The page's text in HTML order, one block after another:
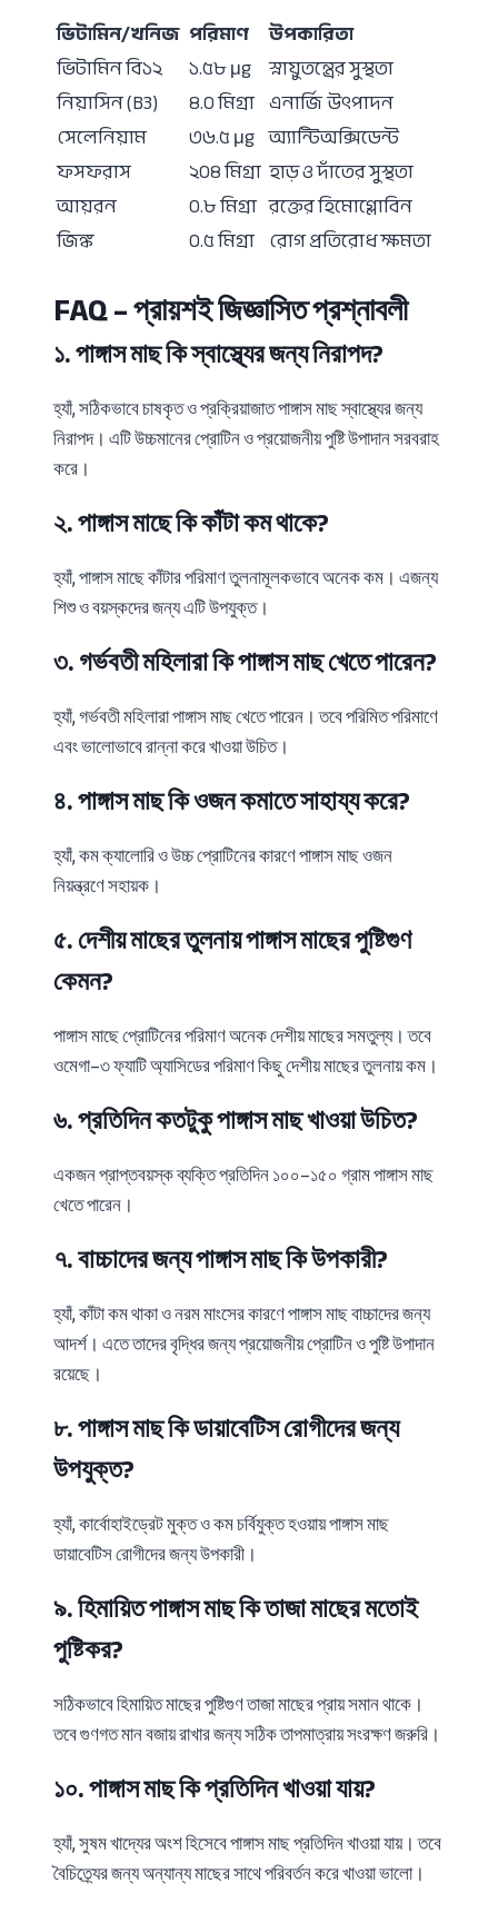
ভিটামিন/খনিজ পরিমাণ উপকারিতা
ভিটামিন বি১২
১.৫৮ μg স্নায়ুতন্ত্রের সুস্থতা
নিয়াসিন (B3)
৪.০ মিগ্রা এনার্জি উৎপাদন
সেলেনিয়াম
৩৬.৫ μg অ্যান্টিঅক্সিডেন্ট
ফসফরাস
২০৪ মিগ্রা হাড় ও দাঁতের সুস্থতা
আয়রন
০.৮ মিগ্রা রক্তের হিমোগ্লোবিন
জিঙ্ক
০.৫ মিগ্রা রোগ প্রতিরোধ ক্ষমতা
FAQ –প্রায়শইজিজ্ঞাসিতপ্রশ্নাবলী
১.পাঙ্গাসমাছকিস্বাস্থ্যেরজন্যনিরাপদ?
হ্যাঁ, সঠিকভাবেচাষকৃতওপ্রক্রিয়াজাতপাঙ্গাসমাছস্বাস্থ্যেরজন্য
নিরাপদ। এটিউচ্চমানেরপ্রোটিনওপ্রয়োজনীয়পুষ্টিউপাদানসরবরাহ
করে।
২.পাঙ্গাসমাছেকিকাঁটাকমথাকে?
হ্যাঁ, পাঙ্গাসমাছেকাঁটারপরিমাণতুলনামূলকভাবেঅনেককম। এজন্য
শিশুওবয়স্কদেরজন্যএটিউপযুক্ত।
৩. গর্ভবতীমহিলারাকিপাঙ্গাসমাছখেতেপারেন?
হ্যাঁ, গর্ভবতীমহিলারাপাঙ্গাসমাছখেতেপারেন। তবেপরিমিতপরিমাণে
এবংভালোভাবেরান্নাকরেখাওয়াউচিত।
৪.পাঙ্গাসমাছকিওজনকমাতেসাহায্যকরে?
হ্যাঁ, কমক্যালোরিওউচ্চপ্রোটিনেরকারণেপাঙ্গাসমাছওজন
নিয়ন্ত্রণেসহায়ক।
৫. দেশীয়মাছেরতুলনায়পাঙ্গাসমাছেরপুষ্টিগুণ
কেমন?
পাঙ্গাসমাছেপ্রোটিনেরপরিমাণঅনেকদেশীয়মাছেরসমতুল্য। তবে
ওমেগা–৩ফ্যাটিঅ্যাসিডেরপরিমাণকিছুদেশীয়মাছেরতুলনায়কম।
৬.প্রতিদিনকতটুকুপাঙ্গাসমাছখাওয়াউচিত?
একজনপ্রাপ্তবয়স্কব্যক্তিপ্রতিদিন ১০০–১৫০ গ্রামপাঙ্গাসমাছ
খেতেপারেন।
৭.বাচ্চাদেরজন্যপাঙ্গাসমাছকিউপকারী?
হ্যাঁ, কাঁটাকমথাকাওনরমমাংসেরকারণেপাঙ্গাসমাছবাচ্চাদেরজন্য
আদর্শ। এতেতাদেরবৃদ্ধিরজন্যপ্রয়োজনীয়প্রোটিনওপুষ্টিউপাদান
রয়েছে।
৮.পাঙ্গাসমাছকিডায়াবেটিসরোগীদেরজন্য
উপযুক্ত?
হ্যাঁ, কার্বোহাইড্রেটমুক্তওকমচর্বিযুক্তহওয়ায়পাঙ্গাসমাছ
ডায়াবেটিসরোগীদেরজন্যউপকারী।
৯.হিমায়িতপাঙ্গাসমাছকিতাজামাছেরমতোই
পুষ্টিকর?
সঠিকভাবেহিমায়িতমাছেরপুষ্টিগুণতাজামাছেরপ্রায়সমানথাকে।
তবেগুণগতমানবজায়রাখারজন্যসঠিকতাপমাত্রায়সংরক্ষণজরুরি।
১০.পাঙ্গাসমাছকিপ্রতিদিনখাওয়াযায়?
হ্যাঁ, সুষমখাদ্যেরঅংশহিসেবেপাঙ্গাসমাছপ্রতিদিনখাওয়াযায়। তবে
বৈচিত্র্যেরজন্যঅন্যান্যমাছেরসাথেপরিবর্তনকরেখাওয়াভালো।